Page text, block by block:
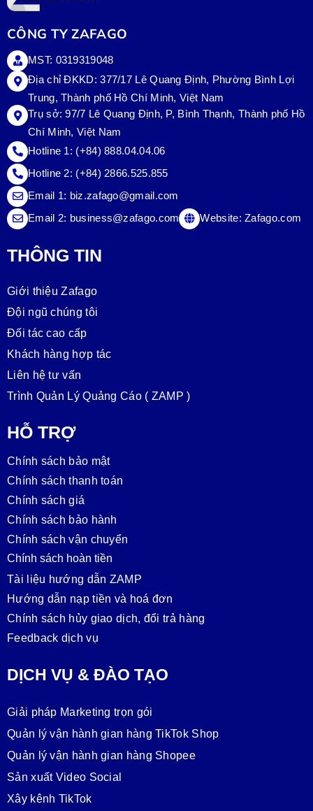
CÔNG TY ZAFAGO
MST: 0319319048
Địa chỉ ĐKKD: 377/17 Lê Quang Định, Phường Bình Lợi
Trung, Thành phố Hồ Chí Minh, Việt Nam
Trụ sở:97/7 Lê Quang Định, P, Bình Thạnh, Thành phố Hồ
Chí Minh, Việt Nam
Hotline 1: (+84) 888.04.04.06
Hotline 2: (+84) 2866.525.855
Email 1: biz.zafago@gmail.com
Email 2: business@zafago.com Website:Zafago.com
THÔNG TIN
Giới thiệu Zafago
Đội ngũ chúng tôi
Đối tác cao cấp
Khách hàng hợp tác
Liên hệ tư vấn
Trình Quản Lý Quảng Cáo ( ZAMP )
HỖ TRỢ
Chính sách bảo mật
Chính sách thanh toán
Chính sách giá
Chính sách bảo hành
Chính sách vận chuyển
Chính sách hoàn tiền
Tài liệu hướng dẫn ZAMP
Hướng dẫn nạp tiền và hoá đơn
Chính sách hủy giao dịch, đổi trả hàng
Feedback dịch vụ
DỊCH VỤ & ĐÀO TẠO
Giải pháp Marketing trọn gói
Quản lý vận hành gian hàng TikTok Shop
Quản lý vận hành gian hàng Shopee
Sản xuất Video Social
Xây kênh TikTok